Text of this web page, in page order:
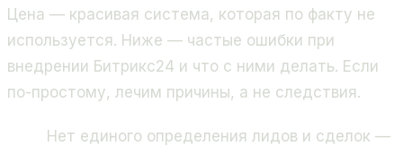
Цена — красивая система, которая по факту не
используется. Ниже — частые ошибки при
внедрении Битрикс24 и что с ними делать. Если
по-простому, лечим причины, а не следствия.
Нет единого определения лидов и сделок —